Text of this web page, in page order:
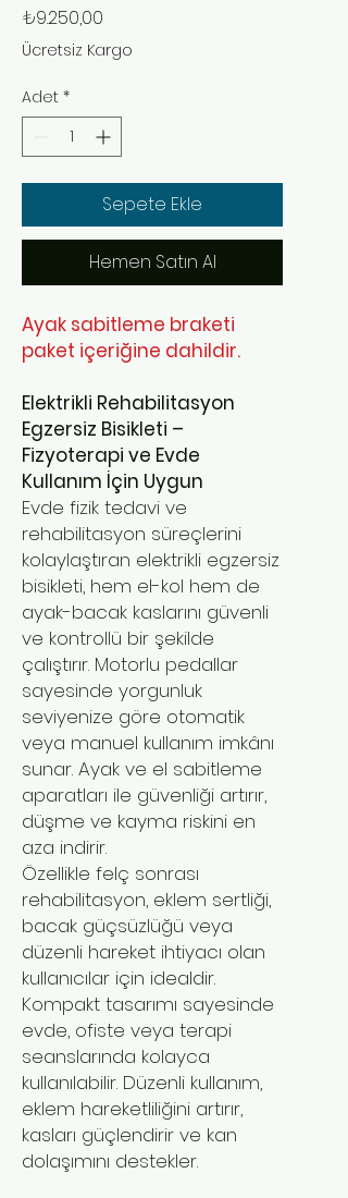
₺9.250,00
Ücretsiz Kargo
Adet *
Sepete Ekle
Hemen Satın Al
Ayak sabitleme braketi
paket içeriğine dahildir.
Elektrikli Rehabilitasyon
Egzersiz Bisikleti –
Fizyoterapi ve Evde
Kullanım İçin Uygun
Evde fizik tedavi ve
rehabilitasyon süreçlerini
kolaylaştıran elektrikli egzersiz
bisikleti, hem el-kol hem de
ayak-bacak kaslarını güvenli
ve kontrollü bir şekilde
çalıştırır. Motorlu pedallar
sayesinde yorgunluk
seviyenize göre otomatik
veya manuel kullanım imkânı
sunar. Ayak ve el sabitleme
aparatları ile güvenliği artırır,
düşme ve kayma riskini en
aza indirir.
Özellikle felç sonrası
rehabilitasyon, eklem sertliği,
bacak güçsüzlüğü veya
düzenli hareket ihtiyacı olan
kullanıcılar için idealdir.
Kompakt tasarımı sayesinde
evde, ofiste veya terapi
seanslarında kolayca
kullanılabilir. Düzenli kullanım,
eklem hareketliliğini artırır,
kasları güçlendirir ve kan
dolaşımını destekler.